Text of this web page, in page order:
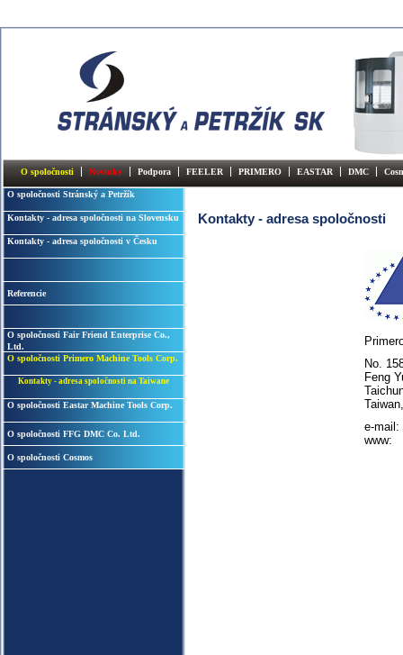
O spoločnosti Novinky Podpora FEELER PRIMERO EASTAR DMC
O spoločnosti Stránský a Petržík
Kontakty - adresa spoločnosti na Slovensku
Kontakty - adresa spoločnosti v Česku
Referencie
O spoločnosti Fair Friend Enterprise Co.,
Ltd.
O spoločnosti Primero Machine Tools Corp.
Kontakty - adresa spoločnosti na Taiwane
O spoločnosti Eastar Machine Tools Corp.
O spoločnosti FFG DMC Co. Ltd.
O spoločnosti Cosmos
Kontakty - adresa spoločnosti
No.
Feng
e-mail:
www: